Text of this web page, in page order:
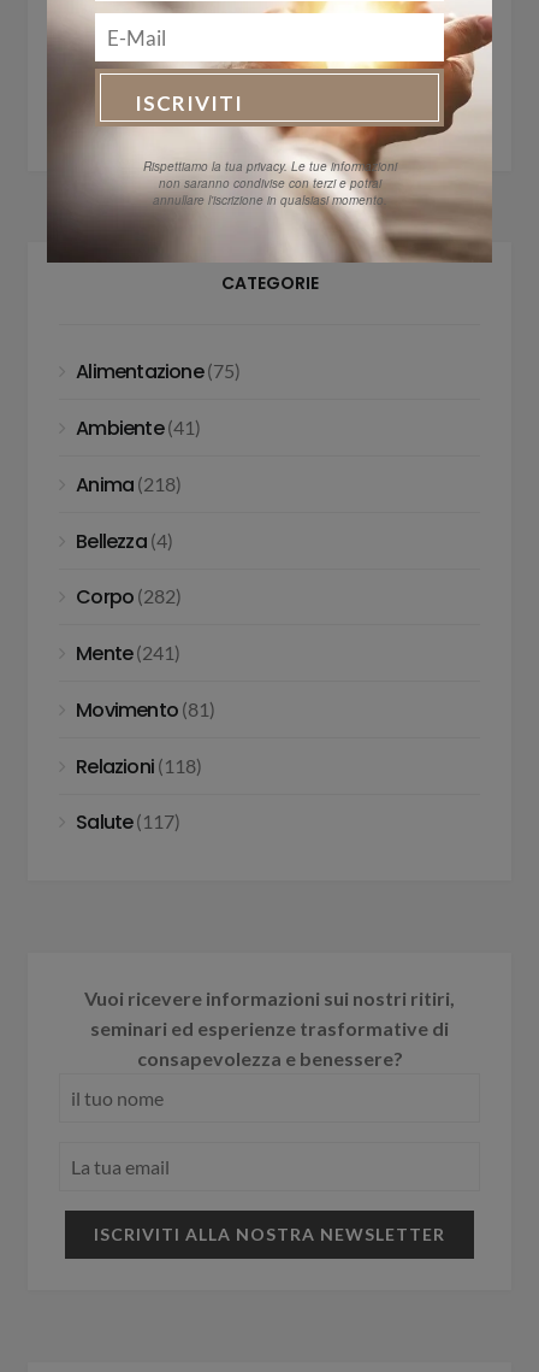
8 Yoga Mudra per liberarsi da emicranie,
ansia e depressione
3 Aprile 2017
CATEGORIE
Alimentazione(75)
Ambiente(41)
Anima (218)
Bellezza(4)
Corpo (282)
Mente(241)
Movimento(81)
Relazioni(118)
Salute(117)
Vuoi ricevere informazioni sui nostri ritiri,
seminari ed esperienze trasformative di
consapevolezza e benessere?
Rispettiamo la tua privacy. Le tue informazioni
non saranno condivise con terzi e potrai
annullare l'iscrizione in qualsiasi momento.